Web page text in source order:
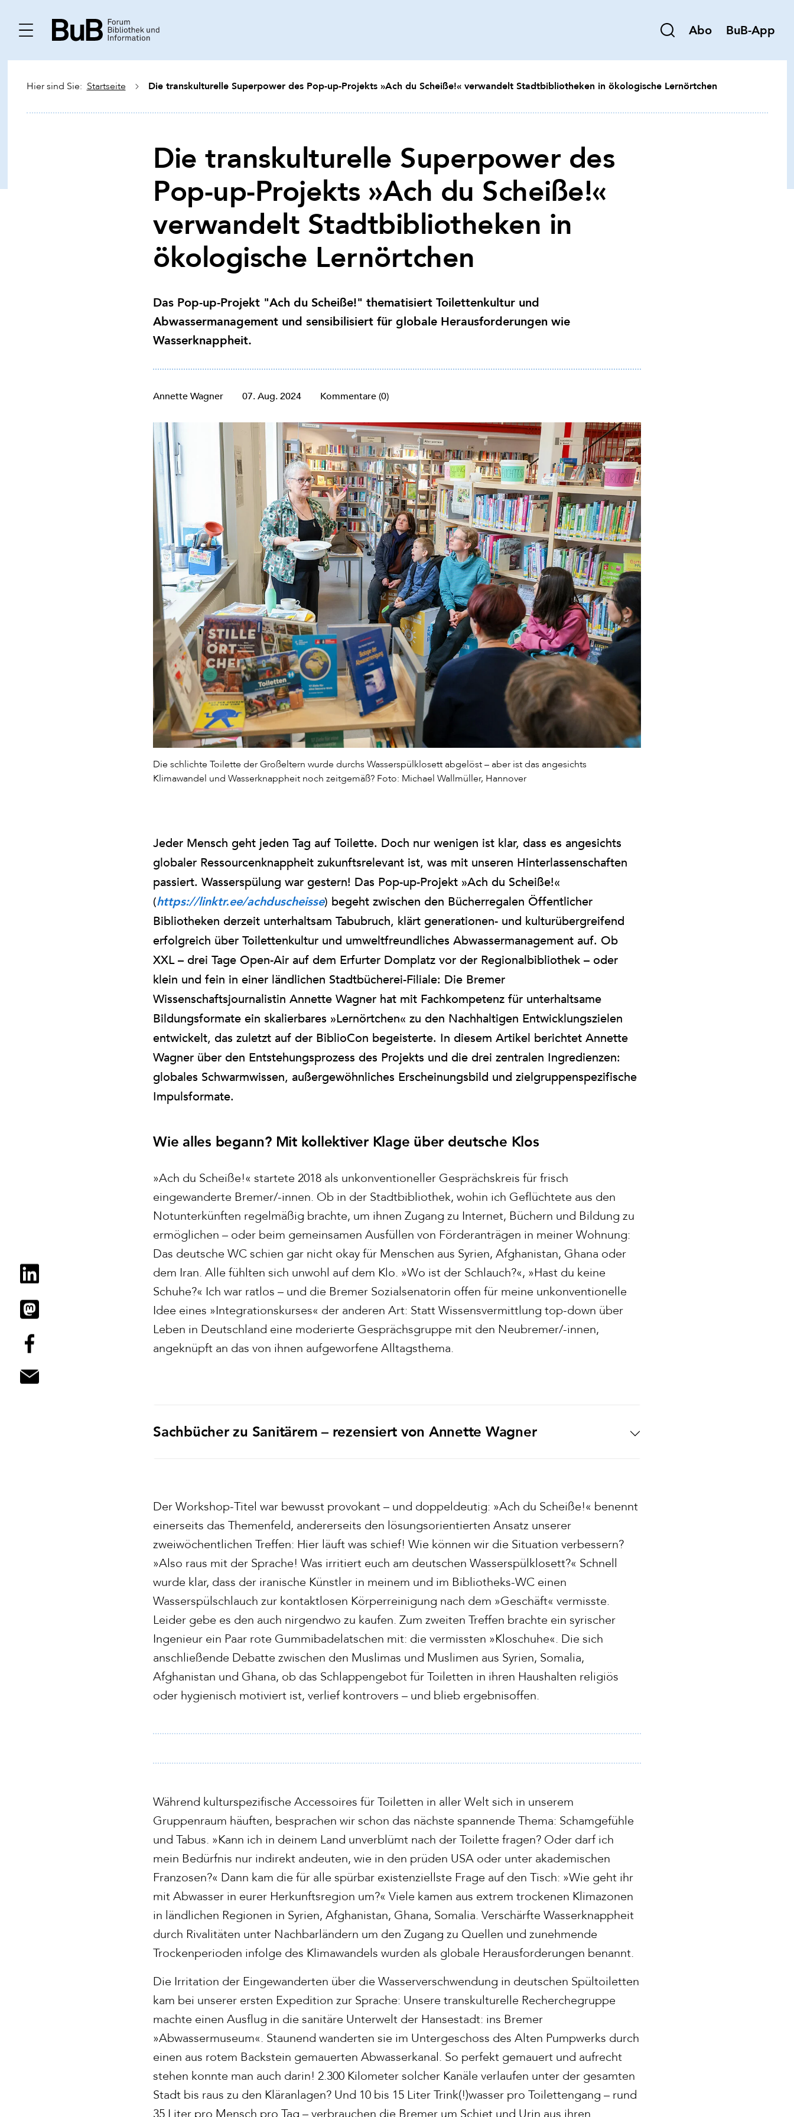
Abo BuB-App
Hier sind Sie: Startseite Die transkulturelle Superpower des Pop-up-Projekts »Ach du Scheiße!« verwandelt Stadtbibliotheken in ökologische Lernörtchen
Die transkulturelle Superpower des
Pop-up-Projekts »Ach du Scheiße!«
verwandelt Stadtbibliotheken in
ökologische Lernörtchen
Das Pop-up-Projekt "Ach du Scheiße!" thematisiert Toilettenkultur und
Abwassermanagement und sensibilisiert für globale Herausforderungen wie
Wasserknappheit.
Annette Wagner 07. Aug. 2024 Kommentare (0)
Die schlichte Toilette der Großeltern wurde durchs Wasserspülklosett abgelöst – aber ist das angesichts
Klimawandel und Wasserknappheit noch zeitgemäß? Foto: Michael Wallmüller, Hannover
Jeder Mensch geht jeden Tag auf Toilette. Doch nur wenigen ist klar, dass es angesichts
globaler Ressourcenknappheit zukunftsrelevant ist, was mit unseren Hinterlassenschaften
passiert. Wasserspülung war gestern! Das Pop-up-Projekt »Ach du Scheiße!«
(https://linktr.ee/achduscheisse) begeht zwischen den Bücherregalen Öffentlicher
Bibliotheken derzeit unterhaltsam Tabubruch, klärt generationen- und kulturübergreifend
erfolgreich über Toilettenkultur und umweltfreundliches Abwassermanagement auf. Ob
XXL – drei Tage Open-Air auf dem Erfurter Domplatz vor der Regionalbibliothek – oder
klein und fein in einer ländlichen Stadtbücherei-Filiale: Die Bremer
Wissenschaftsjournalistin Annette Wagner hat mit Fachkompetenz für unterhaltsame
Bildungsformate ein skalierbares »Lernörtchen« zu den Nachhaltigen Entwicklungszielen
entwickelt, das zuletzt auf der BiblioCon begeisterte. In diesem Artikel berichtet Annette
Wagner über den Entstehungsprozess des Projekts und die drei zentralen Ingredienzen:
globales Schwarmwissen, außergewöhnliches Erscheinungsbild und zielgruppenspezifische
Impulsformate.
Wie alles begann? Mit kollektiver Klage über deutsche Klos
»Ach du Scheiße!« startete 2018 als unkonventioneller Gesprächskreis für frisch
eingewanderte Bremer/-innen. Ob in der Stadtbibliothek, wohin ich Geflüchtete aus den
Notunterkünften regelmäßig brachte, um ihnen Zugang zu Internet, Büchern und Bildung zu
ermöglichen – oder beim gemeinsamen Ausfüllen von Förderanträgen in meiner Wohnung:
Das deutsche WC schien gar nicht okay für Menschen aus Syrien, Afghanistan, Ghana oder
dem Iran. Alle fühlten sich unwohl auf dem Klo. »Wo ist der Schlauch?«, »Hast du keine
Schuhe?« Ich war ratlos – und die Bremer Sozialsenatorin offen für meine unkonventionelle
Idee eines »Integrationskurses« der anderen Art: Statt Wissensvermittlung top-down über
Leben in Deutschland eine moderierte Gesprächsgruppe mit den Neubremer/-innen,
angeknüpft an das von ihnen aufgeworfene Alltagsthema.
Sachbücher zu Sanitärem – rezensiert von Annette Wagner
Der Workshop-Titel war bewusst provokant – und doppeldeutig: »Ach du Scheiße!« benennt
einerseits das Themenfeld, andererseits den lösungsorientierten Ansatz unserer
zweiwöchentlichen Treffen: Hier läuft was schief! Wie können wir die Situation verbessern?
»Also raus mit der Sprache! Was irritiert euch am deutschen Wasserspülklosett?« Schnell
wurde klar, dass der iranische Künstler in meinem und im Bibliotheks-WC einen
Wasserspülschlauch zur kontaktlosen Körperreinigung nach dem »Geschäft« vermisste.
Leider gebe es den auch nirgendwo zu kaufen. Zum zweiten Treffen brachte ein syrischer
Ingenieur ein Paar rote Gummibadelatschen mit: die vermissten »Kloschuhe«. Die sich
anschließende Debatte zwischen den Muslimas und Muslimen aus Syrien, Somalia,
Afghanistan und Ghana, ob das Schlappengebot für Toiletten in ihren Haushalten religiös
oder hygienisch motiviert ist, verlief kontrovers – und blieb ergebnisoffen.
Während kulturspezifische Accessoires für Toiletten in aller Welt sich in unserem
Gruppenraum häuften, besprachen wir schon das nächste spannende Thema: Schamgefühle
und Tabus. »Kann ich in deinem Land unverblümt nach der Toilette fragen? Oder darf ich
mein Bedürfnis nur indirekt andeuten, wie in den prüden USA oder unter akademischen
Franzosen?« Dann kam die für alle spürbar existenziellste Frage auf den Tisch: »Wie geht ihr
mit Abwasser in eurer Herkunftsregion um?« Viele kamen aus extrem trockenen Klimazonen
in ländlichen Regionen in Syrien, Afghanistan, Ghana, Somalia. Verschärfte Wasserknappheit
durch Rivalitäten unter Nachbarländern um den Zugang zu Quellen und zunehmende
Trockenperioden infolge des Klimawandels wurden als globale Herausforderungen benannt.
Die Irritation der Eingewanderten über die Wasserverschwendung in deutschen Spültoiletten
kam bei unserer ersten Expedition zur Sprache: Unsere transkulturelle Recherchegruppe
machte einen Ausflug in die sanitäre Unterwelt der Hansestadt: ins Bremer
»Abwassermuseum«. Staunend wanderten sie im Untergeschoss des Alten Pumpwerks durch
einen aus rotem Backstein gemauerten Abwasserkanal. So perfekt gemauert und aufrecht
stehen konnte man auch darin! 2.300 Kilometer solcher Kanäle verlaufen unter der gesamten
Stadt bis raus zu den Kläranlagen? Und 10 bis 15 Liter Trink(!)wasser pro Toilettengang – rund
35 Liter pro Mensch pro Tag – verbrauchen die Bremer um Schiet und Urin aus ihren